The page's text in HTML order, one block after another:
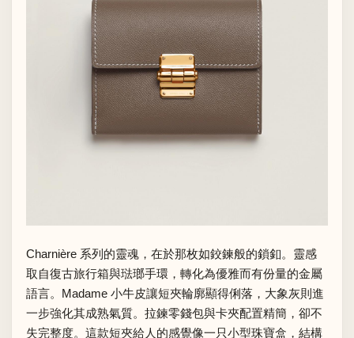
Charnière 系列的靈魂，在於那枚如鉸鍊般的鎖釦。靈感
取自復古旅行箱與琺瑯手環，轉化為優雅而有份量的金屬
語言。Madame 小牛皮讓短夾輪廓顯得俐落，大象灰則進
一步強化其成熟氣質。拉鍊零錢包與卡夾配置精簡，卻不
失完整度。這款短夾給人的感覺像一只小型珠寶盒，結構